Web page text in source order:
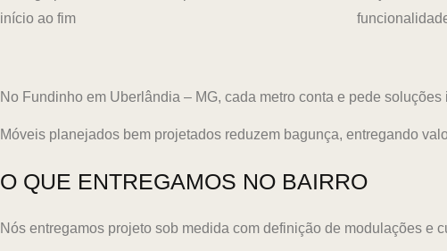
início ao fim
No Fundinho em Uberlândia – MG, cada metro conta e pede
Móveis planejados bem projetados reduzem bagunça, entregando
O QUE ENTREGAMOS NO BAIRRO
Nós entregamos projeto sob medida com definição de modulações e